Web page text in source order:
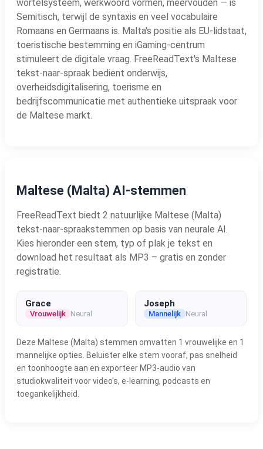
wortelsysteem, werkwoord vormen, meervouden — is
Semitisch, terwijl de syntaxis en veel vocabulaire
Romaans en Germaans is. Malta's positie als EU-lidstaat,
toeristische bestemming en iGaming-centrum
stimuleert de digitale vraag. FreeReadText's Maltese
tekst-naar-spraak bedient onderwijs,
overheidsdigitalisering, toerisme en
bedrijfscommunicatie met authentieke uitspraak voor
de Maltese markt.
Maltese (Malta) AI-stemmen
FreeReadText biedt 2 natuurlijke Maltese (Malta)
tekst-naar-spraakstemmen op basis van neurale AI.
Kies hieronder een stem, typ of plak je tekst en
download het resultaat als MP3 – gratis en zonder
registratie.
Grace
Vrouwelijk Neural
Joseph
Mannelijk Neural
Deze Maltese (Malta) stemmen omvatten 1 vrouwelijke en 1
mannelijke opties. Beluister elke stem vooraf, pas snelheid
en toonhoogte aan en exporteer MP3-audio van
studiokwaliteit voor video's, e-learning, podcasts en
toegankelijkheid.